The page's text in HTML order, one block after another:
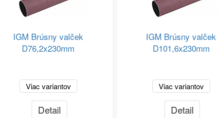
IGM Brúsny valček
D76,2x230mm
Viac variantov
Detail
IGM Brúsny valček
D101,6x230mm
Viac variantov
Detail